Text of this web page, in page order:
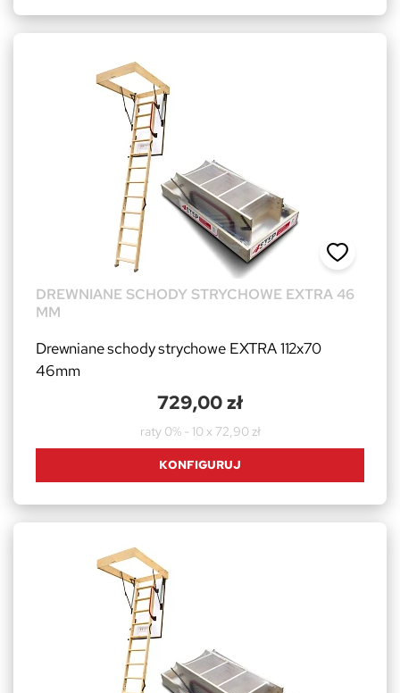
DREWNIANE SCHODY STRYCHOWE EXTRA 46
MM
Drewniane schody strychowe EXTRA 112x70
46mm
729,00 zł
raty 0% - 10 x 72,90 zł
KONFIGURUJ